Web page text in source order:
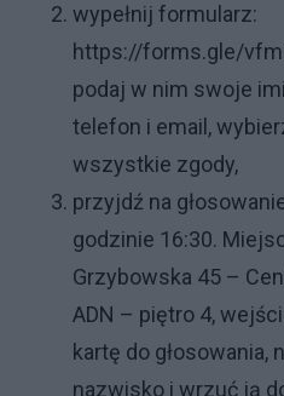
wypełnij formularz:
https://forms.gle/
podaj w nim swoje
telefon i email,
wszystkie zgody,
przyjdź na
godzinie 16:30.
Grzybowska 45 –
ADN – piętro 4,
kartę do głosowania,
nazwisko i wrzuć ją